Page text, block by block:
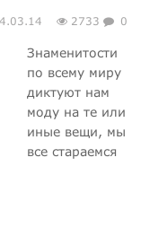
2733 0
Знаменитости
по всему миру
диктуют нам
моду на те или
иные вещи, мы
все стараемся